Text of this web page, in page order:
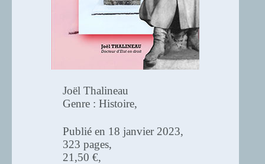
Joël Thalineau
Genre : Histoire,
Publié en 18 janvier 2023,
323 pages,
21,50 €,